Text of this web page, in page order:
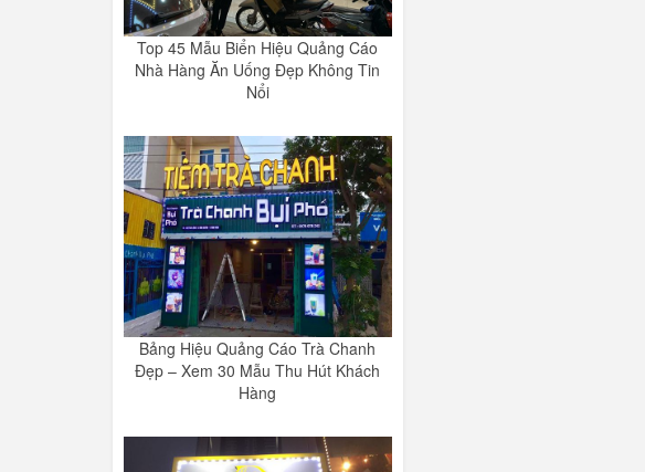
Top 45 Mẫu Biển Hiệu Quảng Cáo
Nhà Hàng Ăn Uống Đẹp Không Tin
Nổi
Bảng Hiệu Quảng Cáo Trà Chanh
Đẹp – Xem 30 Mẫu Thu Hút Khách
Hàng